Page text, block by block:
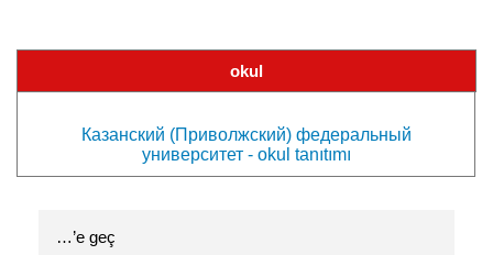
okul
Казанский (Приволжский) федеральный
университет - okul tanıtımı
…’e geç